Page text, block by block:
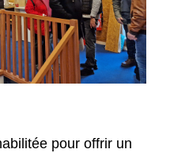
pour offrir un